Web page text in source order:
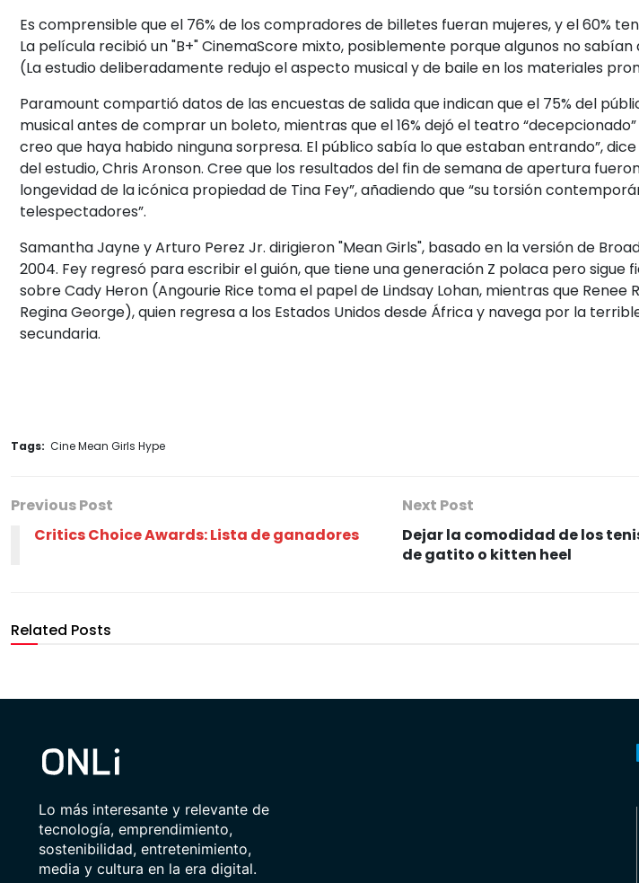
Es comprensible que el 76% de los compradores de billetes fueran mujeres, y el 60%
La película recibió un "B+" CinemaScore mixto, posiblemente porque algunos no sabían
(La estudio deliberadamente redujo el aspecto musical y de baile en los materiales
Paramount compartió datos de las encuestas de salida que indican que el 75% del
musical antes de comprar un boleto, mientras que el 16% dejó el teatro
creo que haya habido ninguna sorpresa. El público sabía lo que estaban entrando”,
del estudio, Chris Aronson. Cree que los resultados del fin de semana de apertura
longevidad de la icónica propiedad de Tina Fey”, añadiendo que “su torsión
telespectadores”.
Samantha Jayne y Arturo Perez Jr. dirigieron "Mean Girls", basado en la versión de
2004. Fey regresó para escribir el guión, que tiene una generación Z polaca pero sigue
sobre Cady Heron (Angourie Rice toma el papel de Lindsay Lohan, mientras que Renee
Regina George), quien regresa a los Estados Unidos desde África y navega por la
secundaria.
Tags: Cine Mean Girls Hype
Previous Post
Critics Choice Awards: Lista de ganadores
Next Post
Dejar la comodidad de los
de gatito o kitten heel
Related Posts
Lo más interesante y relevante de
tecnología, emprendimiento,
sostenibilidad, entretenimiento,
media y cultura en la era digital.